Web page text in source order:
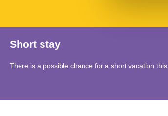
Short stay
There is a possible chance for a short vacation this